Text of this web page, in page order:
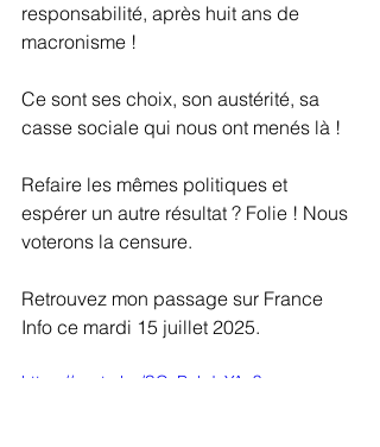
responsabilité, après huit ans de
macronisme !
Ce sont ses choix, son austérité, sa
casse sociale qui nous ont menés là !
Refaire les mêmes politiques et
espérer un autre résultat ? Folie ! Nous
voterons la censure.
Retrouvez mon passage sur France
Info ce mardi 15 juillet 2025.
https://youtu.be/SQxBnkdsYAc?